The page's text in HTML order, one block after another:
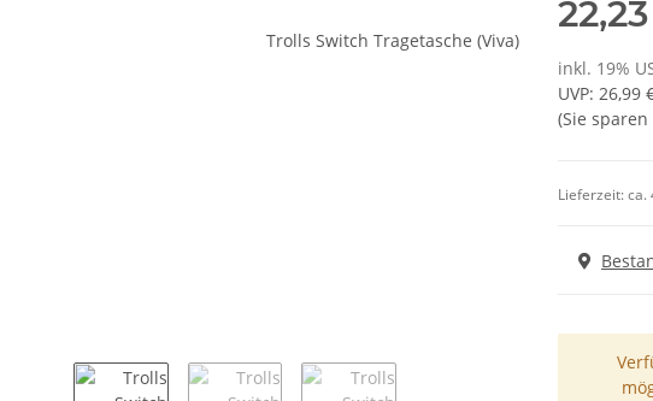
inkl. 19%
UVP: 26,99
(Sie sparen
Lieferzeit:ca.